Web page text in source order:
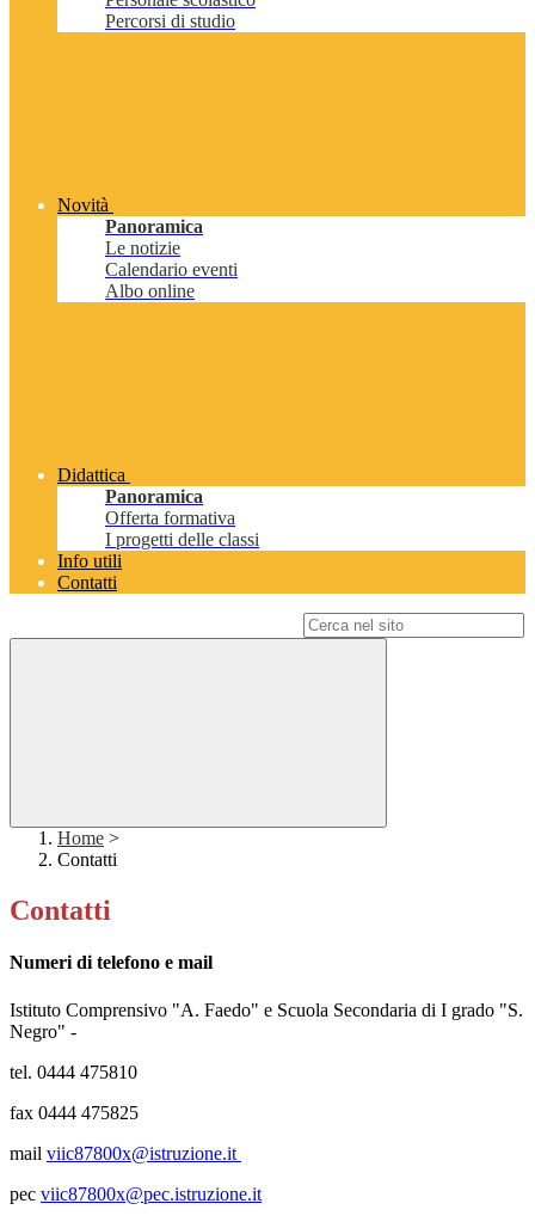
Percorsi di studio
Novità
Panoramica
Le notizie
Calendario eventi
Albo online
Didattica
Panoramica
Offerta formativa
I progetti delle classi
Info utili
Contatti
Home >
Contatti
Contatti
Numeri di telefono e mail
Istituto Comprensivo "A. Faedo" e Scuola Secondaria di I grado "S.
Negro" -
tel. 0444 475810
fax 0444 475825
mail viic87800x@istruzione.it
pec viic87800x@pec.istruzione.it